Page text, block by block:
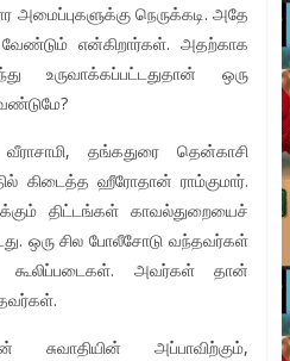
அமைப்புகளுக்கு நெருக்கடி. அதே
வேண்டும் என்கிறார்கள். அதற்காக
உருவாக்கப்பட்டதுதான் ஒரு
வீராசாமி, தங்கதுரை தென்காசி
கிடைத்த ஹீரோதான் ராம்குமார்.
திட்டங்கள் காவல்துறையைச்
ஒரு சில போலீசோடு வந்தவர்கள்
கூலிப்படைகள். அவர்கள் தான்
சுவாதியின் அப்பாவிற்கும்,